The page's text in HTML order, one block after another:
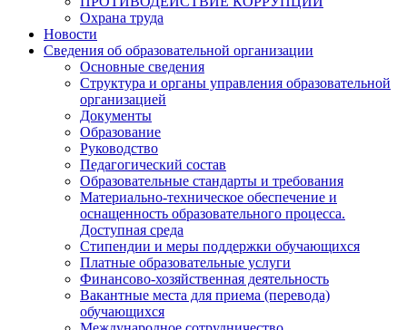
Охрана труда
Новости
Сведения об образовательной организации
Основные сведения
Структура и органы управления образовательной
организацией
Документы
Образование
Руководство
Педагогический состав
Образовательные стандарты и требования
Материально-техническое обеспечение и
оснащенность образовательного процесса.
Доступная среда
Стипендии и меры поддержки обучающихся
Платные образовательные услуги
Финансово-хозяйственная деятельность
Вакантные места для приема (перевода)
обучающихся